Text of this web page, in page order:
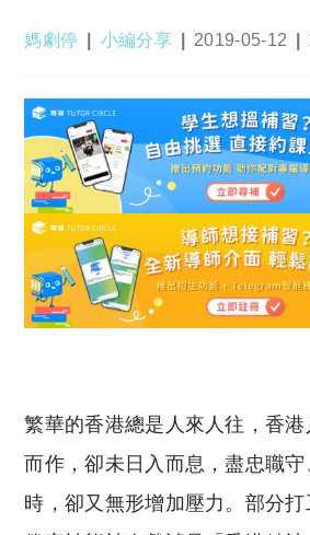
Post
媽劇停
Post
小編分享
Post
2019-05-12
繁華的香港總是人來人往，香
而作，卻未日入而息，盡忠職守
時，卻又無形增加壓力。部分打